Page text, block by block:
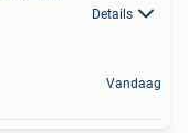
Details
Vandaag